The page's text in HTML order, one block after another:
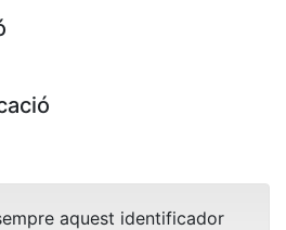
aquest identificador